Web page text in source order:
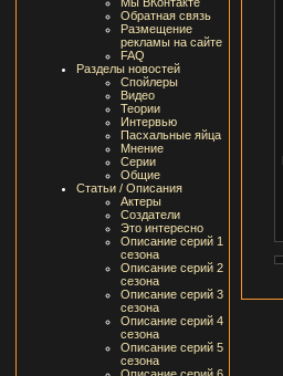
Обратная связь
Размещение
рекламы на сайте
FAQ
Разделы новостей
Спойлеры
Видео
Теории
Интервью
Пасхальные яйца
Мнение
Серии
Общие
Статьи / Описания
Актеры
Создатели
Это интересно
Описание серий 1
сезона
Описание серий 2
сезона
Описание серий 3
сезона
Описание серий 4
сезона
Описание серий 5
сезона